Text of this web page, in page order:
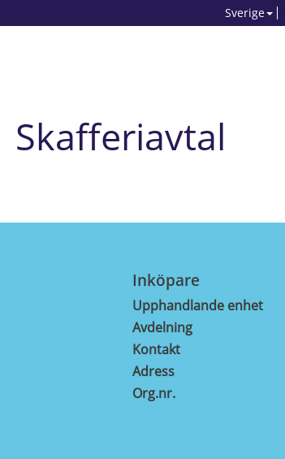
Sverige
Skafferiavtal
Inköpare
Upphandlande enhet
Avdelning
Kontakt
Adress
Org.nr.